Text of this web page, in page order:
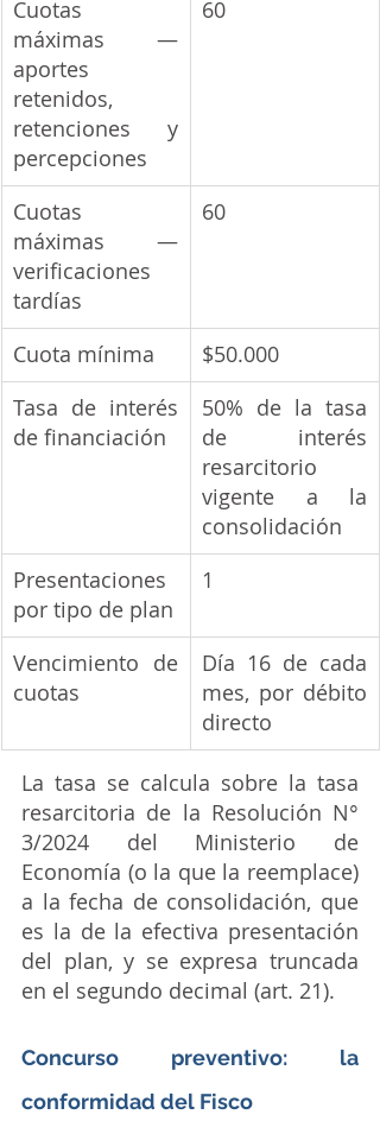
Cuotas
máximas —
aportes
retenidos,
retenciones y
percepciones
60
Cuotas
máximas —
verificaciones
tardías
60
Cuota mínima
$50.000
Tasa de interés
de financiación
50% de la tasa
de interés
resarcitorio
vigente a la
consolidación
Presentaciones
por tipo de plan
1
Vencimiento de
cuotas
Día 16 de cada
mes, por débito
directo
La tasa se calcula sobre la tasa
resarcitoria de la Resolución N°
3/2024 del Ministerio de
Economía (o la que la reemplace)
a la fecha de consolidación, que
es la de la efectiva presentación
del plan, y se expresa truncada
en el segundo decimal (art. 21).
Concurso preventivo: la
conformidad del Fisco